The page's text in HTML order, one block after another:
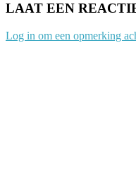
LAAT EEN
Log in om een opmerking